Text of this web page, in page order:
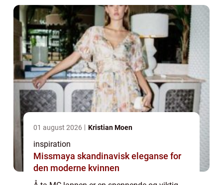
01 august 2026 Kristian Moen
inspiration
Missmaya skandinavisk eleganse for
den moderne kvinnen